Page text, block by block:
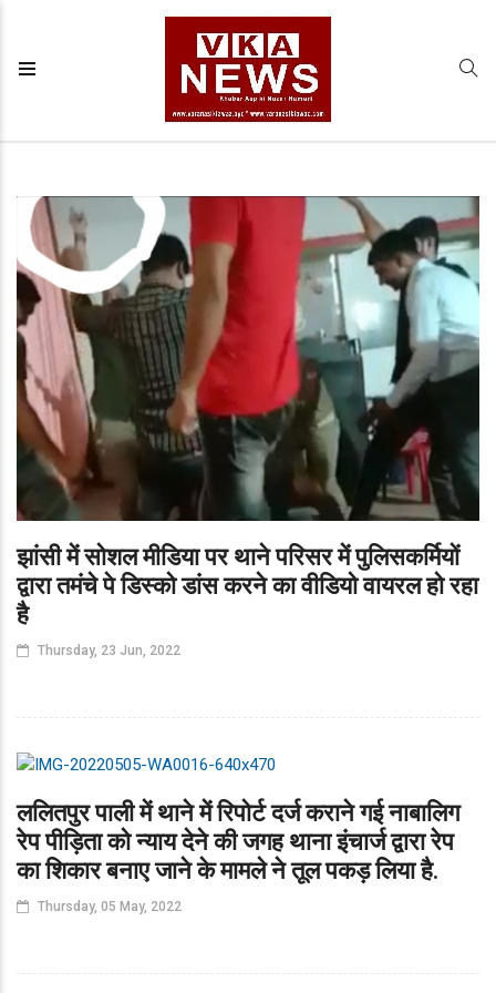
झांसी में सोशल मीडिया पर थाने परिसर में पुलिसकर्मियों
द्वारा तमंचे पे डिस्को डांस करने का वीडियो वायरल हो रहा
है
Thursday, 23 Jun, 2022
ललितपुर पाली में थाने में रिपोर्ट दर्ज कराने गई नाबालिग
रेप पीड़िता को न्याय देने की जगह थाना इंचार्ज द्वारा रेप
का शिकार बनाए जाने के मामले ने तूल पकड़ लिया है.
Thursday, 05 May, 2022